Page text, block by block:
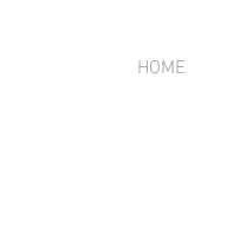
HOME